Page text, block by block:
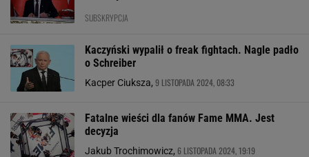
SUBSKRYPCJA
Kaczyński wypalił o freak fightach. Nagle padło
o Schreiber
Kacper Ciuksza, 9 LISTOPADA 2024, 08:33
Fatalne wieści dla fanów Fame MMA. Jest
decyzja
Jakub Trochimowicz, 6 LISTOPADA 2024, 19:19